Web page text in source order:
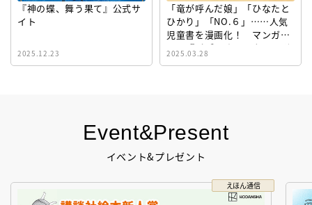
Event&Present
イベント&プレゼント
えほん通信
『神の蝶、舞う果て』公式サ
イト
2025.12.23
「竜が呼んだ娘」「ひなたと
ひかり」「NO.６」……人気
児童書を漫画化！ マンガサ
イト『ビブリオシリウス』誕
生！
2025.03.28